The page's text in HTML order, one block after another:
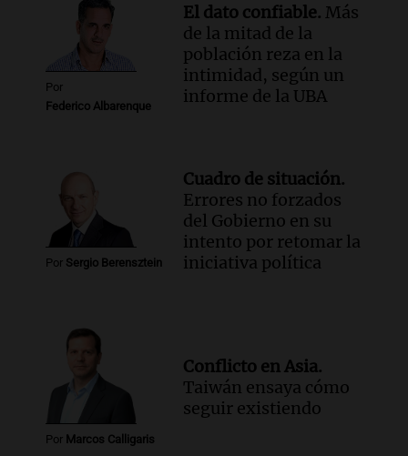
Por
Federico Albarenque
El dato confiable. Más
de la mitad de la
población reza en la
intimidad, según un
informe de la UBA
Por Sergio Berensztein
Cuadro de situación.
Errores no forzados
del Gobierno en su
intento por retomar la
iniciativa política
Por Marcos Calligaris
Conflicto en Asia.
Taiwán ensaya cómo
seguir existiendo